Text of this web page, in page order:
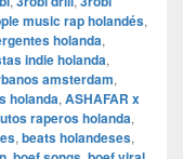
music rap holandés,
holanda,
indie holanda,
amsterdam,
holanda, ASHAFAR x
raperos holanda,
, beats holandeses,